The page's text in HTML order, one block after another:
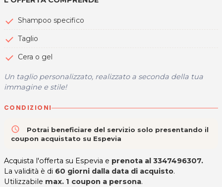
Shampoo specifico
Taglio
Cera o gel
Un taglio personalizzato, realizzato a seconda della tua
immagine e stile!
CONDIZIONI
access_time
Potrai beneficiare del servizio solo presentando il
coupon acquistato su Espevia
Acquista l'offerta su Espevia e prenota al 3347496307.
La validità è di 60 giorni dalla data di acquisto.
Utilizzabile max. 1 coupon a persona.